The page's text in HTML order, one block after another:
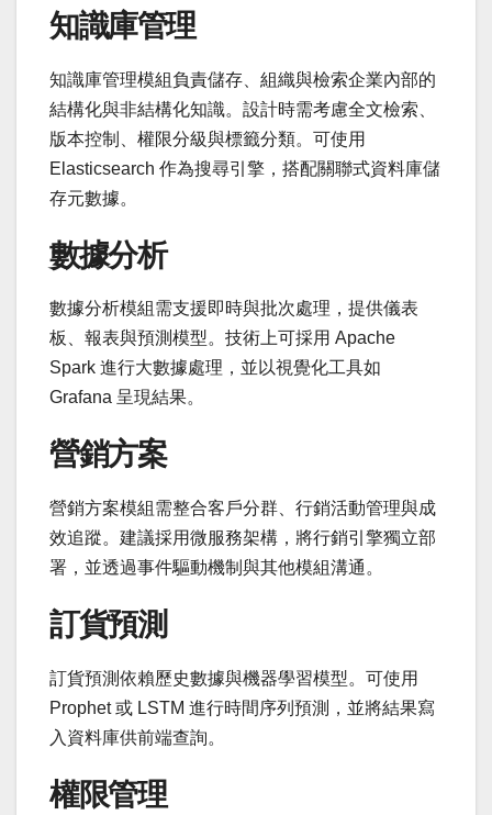
知識庫管理
知識庫管理模組負責儲存、組織與檢索企業內部的
結構化與非結構化知識。設計時需考慮全文檢索、
版本控制、權限分級與標籤分類。可使用
Elasticsearch 作為搜尋引擎，搭配關聯式資料庫儲
存元數據。
數據分析
數據分析模組需支援即時與批次處理，提供儀表
板、報表與預測模型。技術上可採用 Apache
Spark 進行大數據處理，並以視覺化工具如
Grafana 呈現結果。
營銷方案
營銷方案模組需整合客戶分群、行銷活動管理與成
效追蹤。建議採用微服務架構，將行銷引擎獨立部
署，並透過事件驅動機制與其他模組溝通。
訂貨預測
訂貨預測依賴歷史數據與機器學習模型。可使用
Prophet 或 LSTM 進行時間序列預測，並將結果寫
入資料庫供前端查詢。
權限管理